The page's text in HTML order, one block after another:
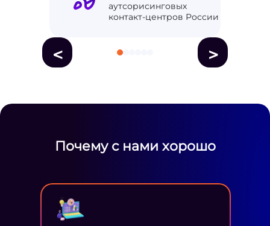
аутсорисинговых
контакт-центров России
< >
Почему с нами хорошо